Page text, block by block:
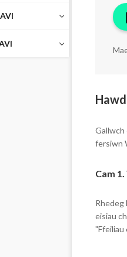
Gallwch
fersiwn
Cam
Rhedeg
eisiau
"Ffeiliau